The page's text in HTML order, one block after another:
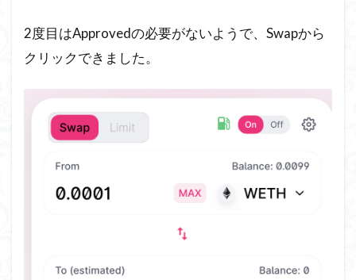
2度目はApprovedの必要がないようで、Swapから
クリックできました。